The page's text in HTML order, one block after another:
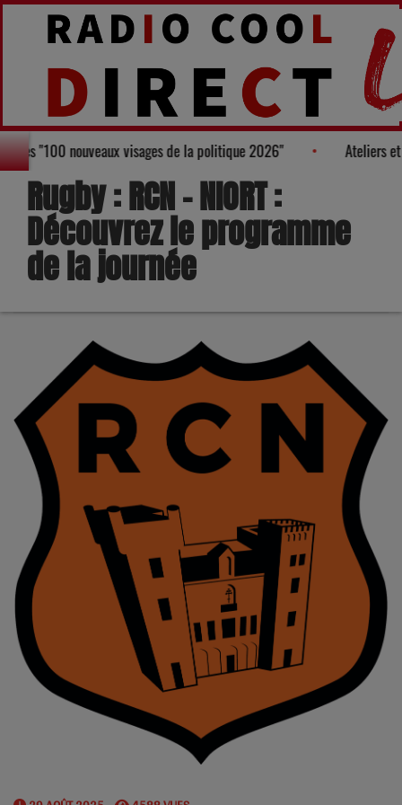
des "100 nouveaux visages de la politique 2026"
Rugby : RCN – NIORT :
Découvrez le programme
de la journée